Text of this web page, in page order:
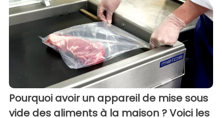
Pourquoi avoir un appareil de mise sous
vide des aliments à la maison ? Voici les